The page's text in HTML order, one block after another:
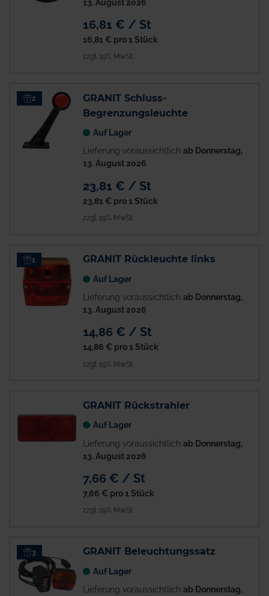
13. August 2026
16,81 € / St
16,81 € pro 1 Stück
zzgl. 19% MwSt.
2
GRANIT Schluss-
Begrenzungsleuchte
Auf Lager
Lieferung voraussichtlich ab Donnerstag,
13. August 2026
23,81 € / St
23,81 € pro 1 Stück
zzgl. 19% MwSt.
1 GRANIT Rückleuchte links
Auf Lager
Lieferung voraussichtlich ab Donnerstag,
13. August 2026
14,86 € / St
14,86 € pro 1 Stück
zzgl. 19% MwSt.
GRANIT Rückstrahler
Auf Lager
Lieferung voraussichtlich ab Donnerstag,
13. August 2026
7,66 € / St
7,66 € pro 1 Stück
zzgl. 19% MwSt.
3 GRANIT Beleuchtungssatz
Auf Lager
Lieferung voraussichtlich ab Donnerstag,